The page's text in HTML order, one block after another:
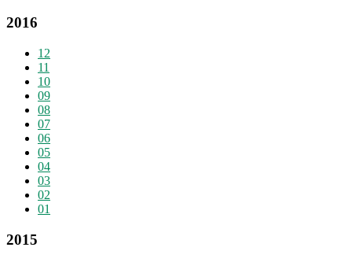
2016
12
11
10
09
08
07
06
05
04
03
02
01
2015